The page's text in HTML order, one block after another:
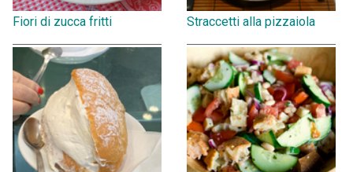
Fiori di zucca fritti Straccetti alla pizzaiola